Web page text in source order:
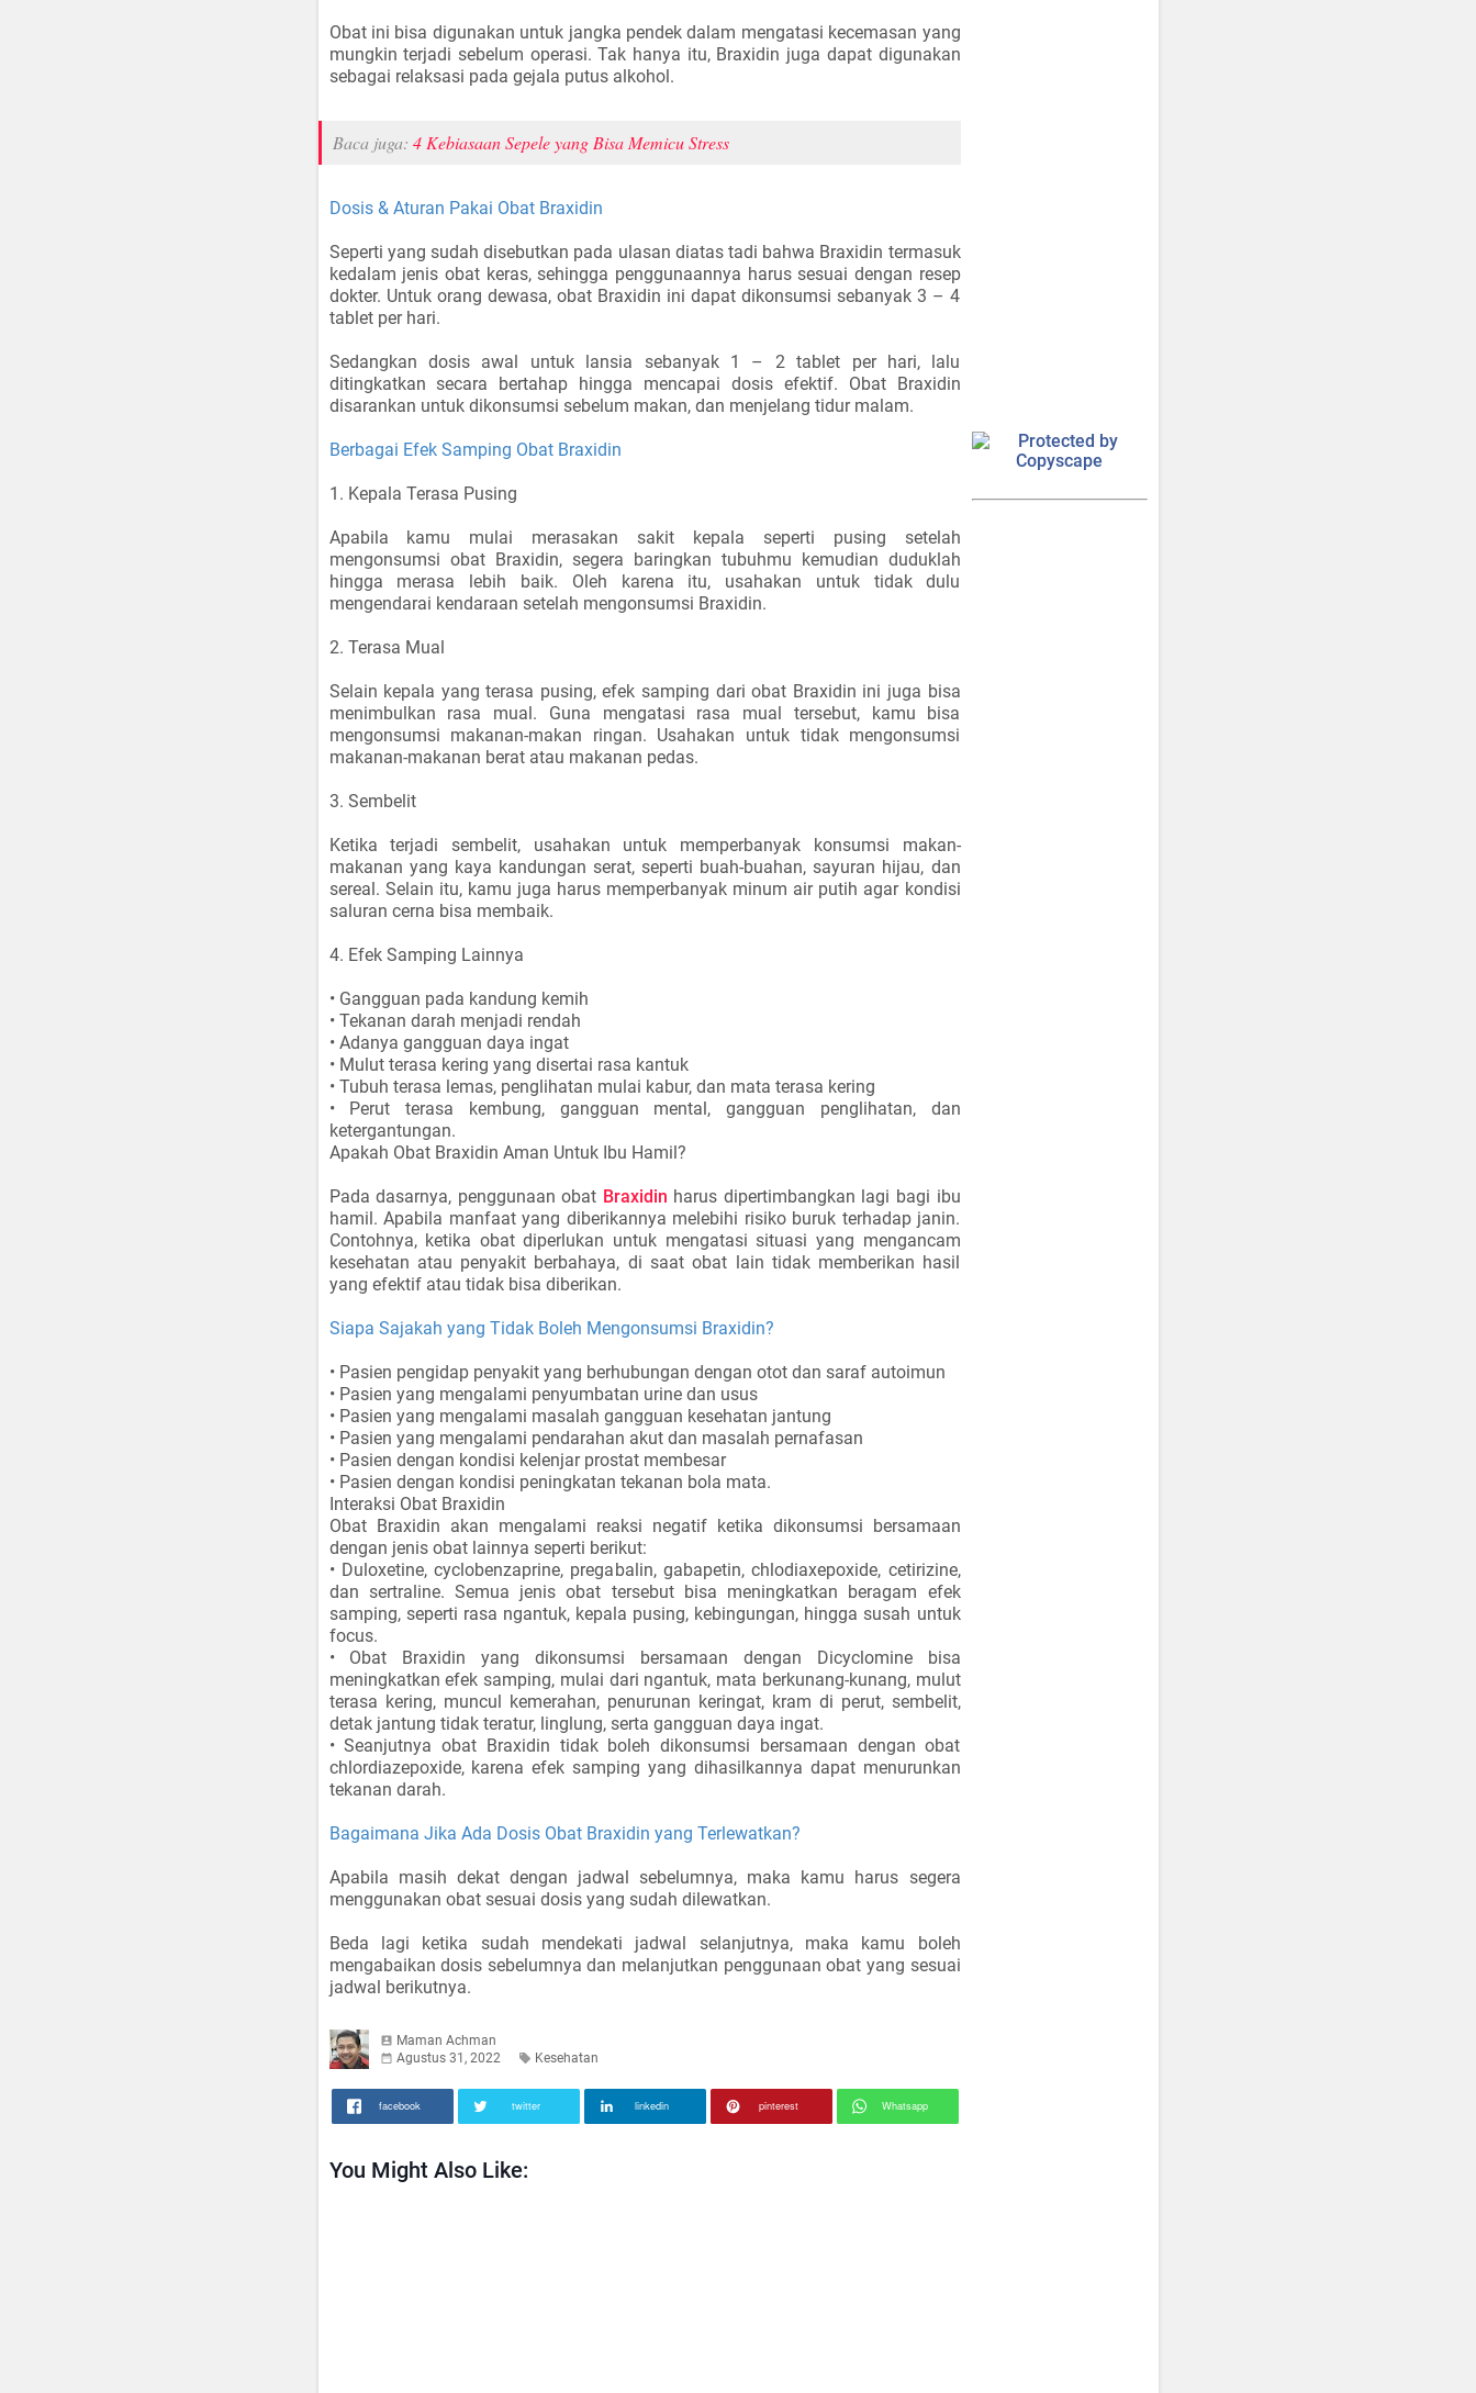
Obat ini bisa digunakan untuk jangka pendek dalam mengatasi kecemasan yang
mungkin terjadi sebelum operasi. Tak hanya itu, Braxidin juga dapat digunakan
sebagai relaksasi pada gejala putus alkohol.
Baca juga: 4 Kebiasaan Sepele yang Bisa Memicu Stress
Dosis & Aturan Pakai Obat Braxidin
Seperti yang sudah disebutkan pada ulasan diatas tadi bahwa Braxidin termasuk
kedalam jenis obat keras, sehingga penggunaannya harus sesuai dengan resep
dokter. Untuk orang dewasa, obat Braxidin ini dapat dikonsumsi sebanyak 3 – 4
tablet per hari.
Sedangkan dosis awal untuk lansia sebanyak 1 – 2 tablet per hari, lalu
ditingkatkan secara bertahap hingga mencapai dosis efektif. Obat Braxidin
disarankan untuk dikonsumsi sebelum makan, dan menjelang tidur malam.
Berbagai Efek Samping Obat Braxidin
1. Kepala Terasa Pusing
Apabila kamu mulai merasakan sakit kepala seperti pusing setelah
mengonsumsi obat Braxidin, segera baringkan tubuhmu kemudian duduklah
hingga merasa lebih baik. Oleh karena itu, usahakan untuk tidak dulu
mengendarai kendaraan setelah mengonsumsi Braxidin.
2. Terasa Mual
Selain kepala yang terasa pusing, efek samping dari obat Braxidin ini juga bisa
menimbulkan rasa mual. Guna mengatasi rasa mual tersebut, kamu bisa
mengonsumsi makanan-makan ringan. Usahakan untuk tidak mengonsumsi
makanan-makanan berat atau makanan pedas.
3. Sembelit
Ketika terjadi sembelit, usahakan untuk memperbanyak konsumsi makan-
makanan yang kaya kandungan serat, seperti buah-buahan, sayuran hijau, dan
sereal. Selain itu, kamu juga harus memperbanyak minum air putih agar kondisi
saluran cerna bisa membaik.
4. Efek Samping Lainnya
• Gangguan pada kandung kemih
• Tekanan darah menjadi rendah
• Adanya gangguan daya ingat
• Mulut terasa kering yang disertai rasa kantuk
• Tubuh terasa lemas, penglihatan mulai kabur, dan mata terasa kering
• Perut terasa kembung, gangguan mental, gangguan penglihatan, dan
ketergantungan.
Apakah Obat Braxidin Aman Untuk Ibu Hamil?
Pada dasarnya, penggunaan obat Braxidin harus dipertimbangkan lagi bagi ibu
hamil. Apabila manfaat yang diberikannya melebihi risiko buruk terhadap janin.
Contohnya, ketika obat diperlukan untuk mengatasi situasi yang mengancam
kesehatan atau penyakit berbahaya, di saat obat lain tidak memberikan hasil
yang efektif atau tidak bisa diberikan.
Siapa Sajakah yang Tidak Boleh Mengonsumsi Braxidin?
• Pasien pengidap penyakit yang berhubungan dengan otot dan saraf autoimun
• Pasien yang mengalami penyumbatan urine dan usus
• Pasien yang mengalami masalah gangguan kesehatan jantung
• Pasien yang mengalami pendarahan akut dan masalah pernafasan
• Pasien dengan kondisi kelenjar prostat membesar
• Pasien dengan kondisi peningkatan tekanan bola mata.
Interaksi Obat Braxidin
Obat Braxidin akan mengalami reaksi negatif ketika dikonsumsi bersamaan
dengan jenis obat lainnya seperti berikut:
• Duloxetine, cyclobenzaprine, pregabalin, gabapetin, chlodiaxepoxide, cetirizine,
dan sertraline. Semua jenis obat tersebut bisa meningkatkan beragam efek
samping, seperti rasa ngantuk, kepala pusing, kebingungan, hingga susah untuk
focus.
• Obat Braxidin yang dikonsumsi bersamaan dengan Dicyclomine bisa
meningkatkan efek samping, mulai dari ngantuk, mata berkunang-kunang, mulut
terasa kering, muncul kemerahan, penurunan keringat, kram di perut, sembelit,
detak jantung tidak teratur, linglung, serta gangguan daya ingat.
• Seanjutnya obat Braxidin tidak boleh dikonsumsi bersamaan dengan obat
chlordiazepoxide, karena efek samping yang dihasilkannya dapat menurunkan
tekanan darah.
Bagaimana Jika Ada Dosis Obat Braxidin yang Terlewatkan?
Apabila masih dekat dengan jadwal sebelumnya, maka kamu harus segera
menggunakan obat sesuai dosis yang sudah dilewatkan.
Beda lagi ketika sudah mendekati jadwal selanjutnya, maka kamu boleh
mengabaikan dosis sebelumnya dan melanjutkan penggunaan obat yang sesuai
jadwal berikutnya.
Maman Achman
Agustus 31, 2022
Kesehatan
facebook twitter linkedin pinterest Whatsapp
You Might Also Like: